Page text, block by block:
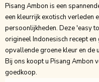
Pisang Ambon is een
een kleurrijk exotisch verleden
persoonlijkheden. Deze 'easy
origineel Indonesisch recept en
opvallende groene kleur en de
Bij ons koopt u Pisang Ambon
goedkoop.